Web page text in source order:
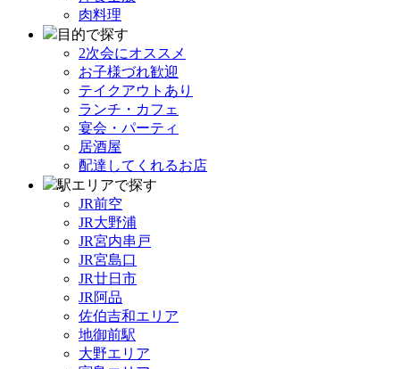
肉料理
目的で探す
2次会にオススメ
お子様づれ歓迎
テイクアウトあり
ランチ・カフェ
宴会・パーティ
居酒屋
配達してくれるお店
駅エリアで探す
JR前空
JR大野浦
JR宮内串戸
JR宮島口
JR廿日市
JR阿品
佐伯吉和エリア
地御前駅
大野エリア